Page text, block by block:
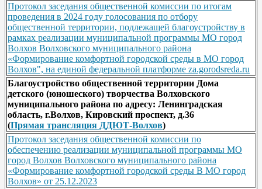
Протокол заседания общественной комиссии по итогам
проведения в 2024 году голосования по отбору
общественной территории, подлежащей благоустройству в
рамках реализации муниципальной программы МО город
Волхов Волховского муниципального района
«Формирование комфортной городской среды в МО город
Волхов", на единой федеральной платформе za.gorodsreda.ru
Благоустройство общественной территории Дома
детского (юношеского) творчества Волховского
муниципального района по адресу: Ленинградская
область, г.Волхов, Кировский проспект, д.36
(Прямая трансляция ДДЮТ-Волхов)
Протокол заседания общественной комиссии по
обеспечению реализации муниципальной программы МО
город Волхов Волховского муниципального района
«Формирование комфортной городской среды В МО город
Волхов» от 25.12.2023